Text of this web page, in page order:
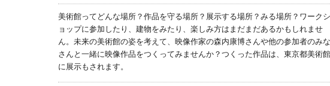
美術館ってどんな場所？作品を守る場所？展示する場所？みる場所？ワークシ
ョップに参加したり、建物をみたり、楽しみ方はまだまだあるかもしれませ
ん。未来の美術館の姿を考えて、映像作家の森内康博さんや他の参加者のみな
さんと一緒に映像作品をつくってみませんか？つくった作品は、東京都美術館
に展示もされます。